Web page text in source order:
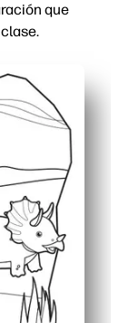
que
instantánea
control del lápiz
de historias a
y sin pantallas